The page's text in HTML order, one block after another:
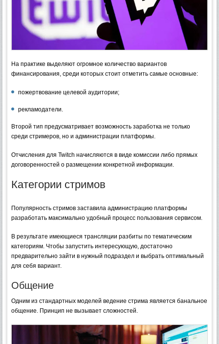
На практике выделяют огромное количество вариантов
финансирования, среди которых стоит отметить самые основные:
пожертвование целевой аудитории;
рекламодатели.
Второй тип предусматривает возможность заработка не только
среди стримеров, но и администрации платформы.
Отчисления для Twitch начисляются в виде комиссии либо прямых
договоренностей о размещении конкретной информации.
Категории стримов
Популярность стримов заставила администрацию платформы
разработать максимально удобный процесс пользования сервисом.
В результате имеющиеся трансляции разбиты по тематическим
категориям. Чтобы запустить интересующую, достаточно
предварительно зайти в нужный подраздел и выбрать оптимальный
для себя вариант.
Общение
Одним из стандартных моделей ведение стрима является банальное
общение. Принцип не вызывает сложностей.